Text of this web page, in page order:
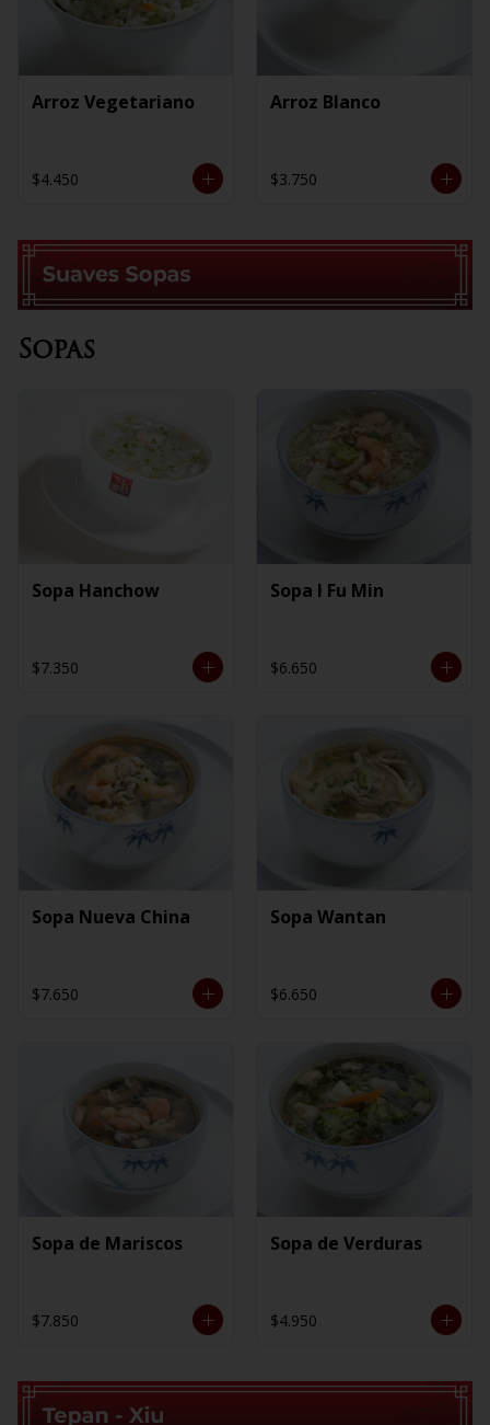
Arroz Vegetariano
$4.450
Arroz Blanco
$3.750
Sopas
Sopa Hanchow
$7.350
Sopa I Fu Min
$6.650
Sopa Nueva China
$7.650
Sopa Wantan
$6.650
Sopa de Mariscos
$7.850
Sopa de Verduras
$4.950